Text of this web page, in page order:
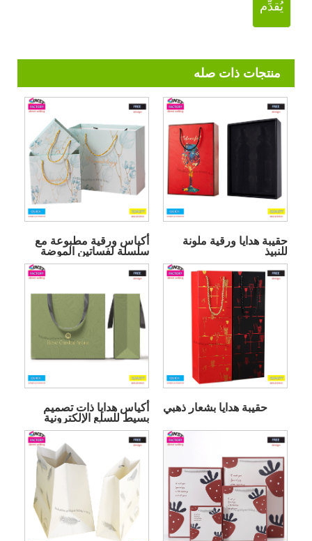
يُقدِّم
منتجات ذات صله
أكياس ورقية مطبوعة مع
سلسلة لفساتين الموضة
حقيبة هدايا ورقية ملونة
للنبيذ
أكياس هدايا ذات تصميم
بسيط للسلع الإلكترونية
حقيبة هدايا بشعار ذهبي